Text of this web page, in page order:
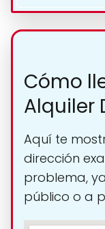
Cómo
Alquiler
Aquí te
dirección
problema,
público o a